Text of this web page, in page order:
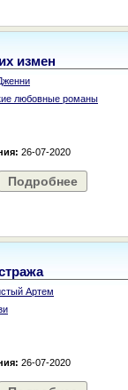
измен
любовные романы
26-07-2020
Подробнее
Артем
26-07-2020